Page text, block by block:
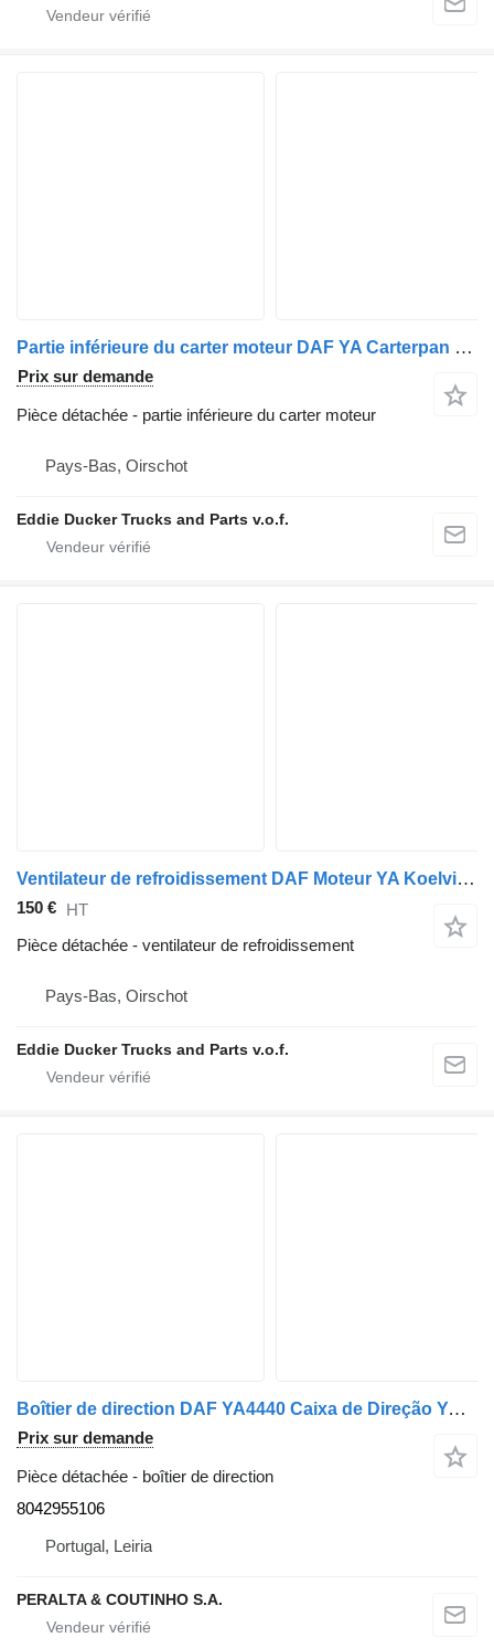
Partie inférieure du carter moteur DAF YA Carterpan DNT 620 4442 pour camion DAF
Prix sur demande
Pièce détachée - partie inférieure du carter moteur
Pays-Bas, Oirschot
Eddie Ducker Trucks and Parts v.o.f.
Ventilateur de refroidissement DAF Moteur YA Koelvin 4440 615 pour camion DAF
150 € HT
Pièce détachée - ventilateur de refroidissement
Pays-Bas, Oirschot
Eddie Ducker Trucks and Parts v.o.f.
Boîtier de direction DAF YA4440 Caixa de Direção YA4440;1800 8042955106 pour camion DAF
Prix sur demande
Pièce détachée - boîtier de direction
8042955106
Portugal, Leiria
PERALTA & COUTINHO S.A.